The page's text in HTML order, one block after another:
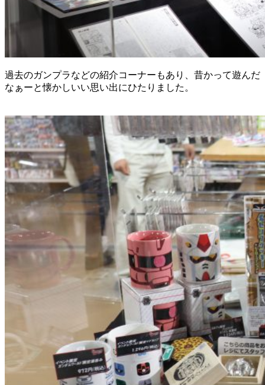
過去のガンプラなどの紹介コーナーもあり、昔かって遊んだ
なぁーと懐かしいい思い出にひたりました。